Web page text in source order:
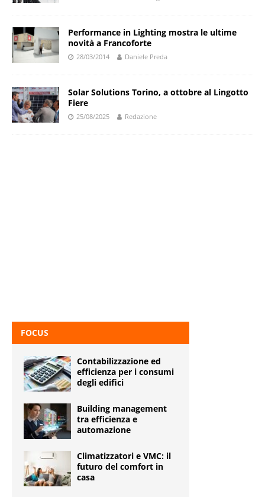
Performance in Lighting mostra le ultime
novità a Francoforte
28/03/2014 Daniele Preda
Solar Solutions Torino, a ottobre al Lingotto
Fiere
25/08/2025 Redazione
FOCUS
Contabilizzazione ed
efficienza per i consumi
degli edifici
Building management
tra efficienza e
automazione
Climatizzatori e VMC: il
futuro del comfort in
casa